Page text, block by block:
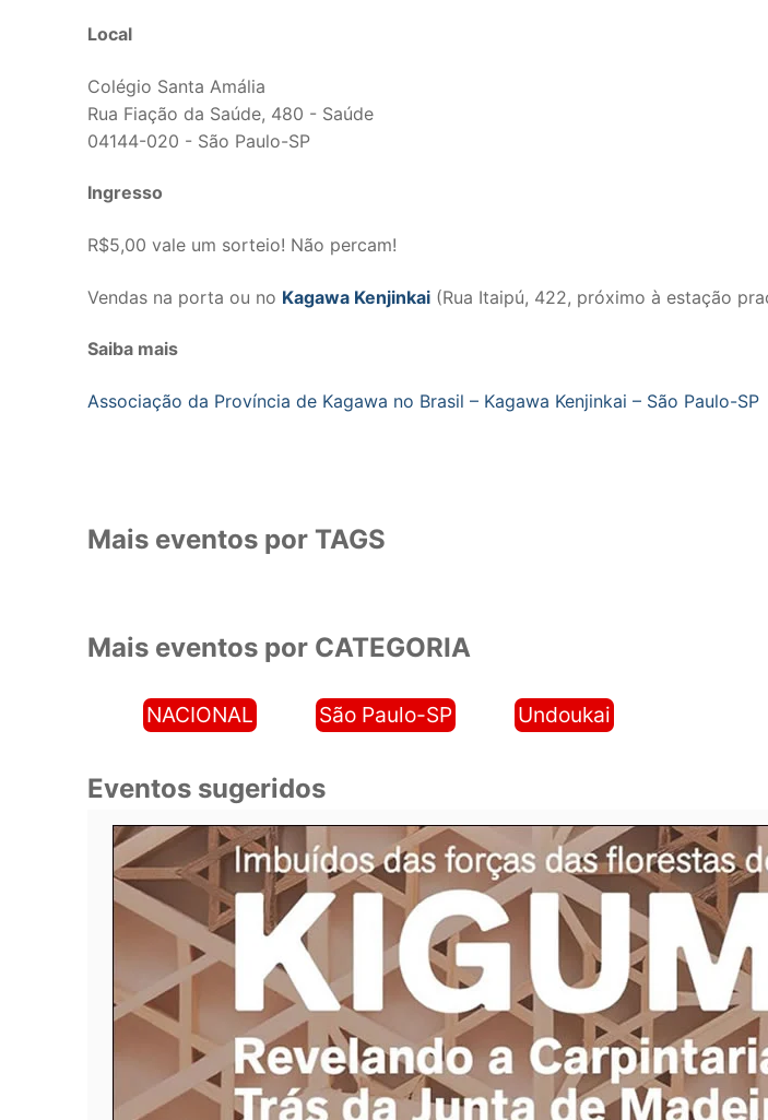
Local
Colégio Santa Amália
Rua Fiação da Saúde, 480 - Saúde
04144-020 - São Paulo-SP
Ingresso
R$5,00 vale um sorteio! Não percam!
Vendas na porta ou no Kagawa Kenjinkai (Rua Itaipú, 422, próximo à estação
Saiba mais
Associação da Província de Kagawa no Brasil – Kagawa Kenjinkai – São Paulo-SP
Mais eventos por TAGS
Mais eventos por CATEGORIA
NACIONAL São Paulo-SP Undoukai
Eventos sugeridos